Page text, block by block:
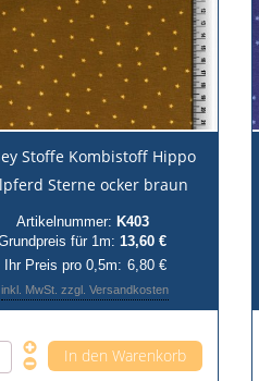
Stoffe Kombistoff Hippo
Sterne ocker braun
Artikelnummer: K403
für 1m: 13,60 €
Ihr Preis pro 0,5m: 6,80 €
inkl. MwSt. zzgl. Versandkosten